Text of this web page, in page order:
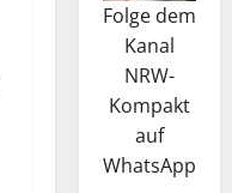
Folge dem
Kanal
NRW-
Kompakt
auf
WhatsApp